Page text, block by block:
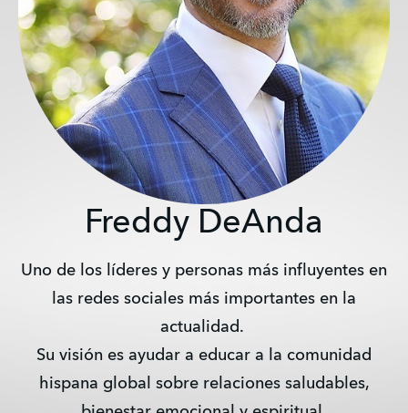
Freddy DeAnda
Uno de los líderes y personas más influyentes en
las redes sociales más importantes en la
actualidad.
Su visión es ayudar a educar a la comunidad
hispana global sobre relaciones saludables,